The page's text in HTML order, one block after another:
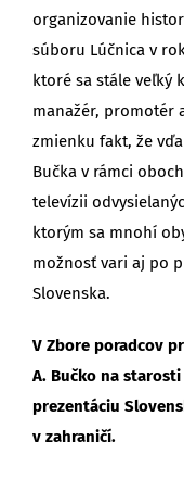
organizovanie
súboru Lúčnica v
ktoré sa stále veľký
manažér, promotér
zmienku fakt, že
Bučka v rámci
televízii
ktorým sa mnohí
možnosť vari aj po
Slovenska.
V Zbore poradcov
A. Bučko na
prezentáciu
v zahraničí.